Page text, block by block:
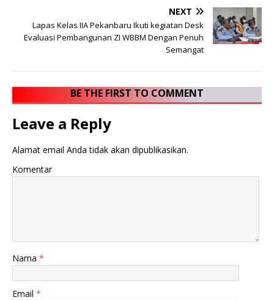
NEXT
Lapas Kelas IIA Pekanbaru Ikuti kegiatan Desk
Evaluasi Pembangunan ZI WBBM Dengan Penuh
Semangat
BE THE FIRST TO COMMENT
Leave a Reply
Alamat email Anda tidak akan dipublikasikan.
Komentar
Nama *
Email *